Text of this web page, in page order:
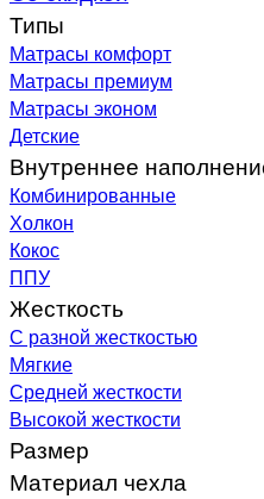
Типы
Матрасы комфорт
Матрасы премиум
Матрасы эконом
Детские
Внутреннее
Комбинированные
Холкон
Кокос
ППУ
Жесткость
С разной жесткостью
Мягкие
Средней жесткости
Высокой жесткости
Размер
Материал чехла